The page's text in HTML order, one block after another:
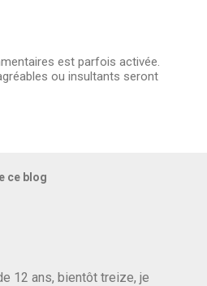
est parfois activée.
ou insultants seront
ce blog
12 ans, bientôt treize, je